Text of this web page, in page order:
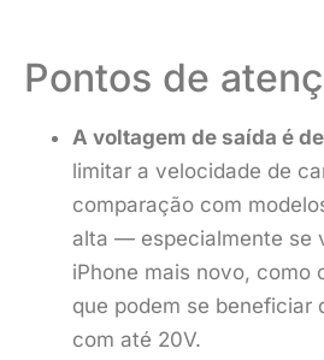
Pontos de
A voltagem de saída é
limitar a velocidade de
comparação com
alta — especialmente se
iPhone mais novo, como
que podem se beneficiar
com até 20V.